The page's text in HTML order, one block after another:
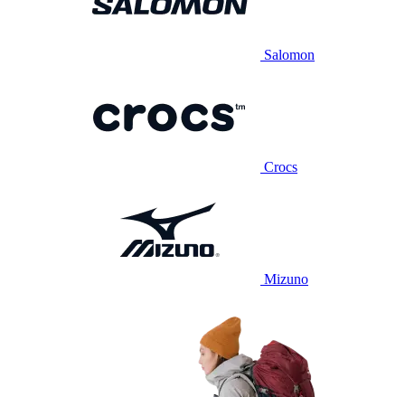
Salomon
Crocs
Mizuno